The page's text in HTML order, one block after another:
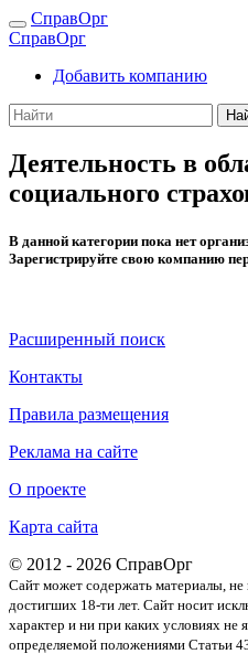
СправОрг
СправОрг
Добавить компанию
Деятельность в
социального
В данной категории пока нет
Зарегистрируйте свою компанию
Расширенный поиск
Контакты
Правила размещения
Реклама на сайте
О проекте
Карта сайта
© 2012 - 2026 СправОрг
Сайт может содержать материалы, не
достигших 18-ти лет. Cайт носит
характер и ни при каких условиях не
определяемой положениями Статьи